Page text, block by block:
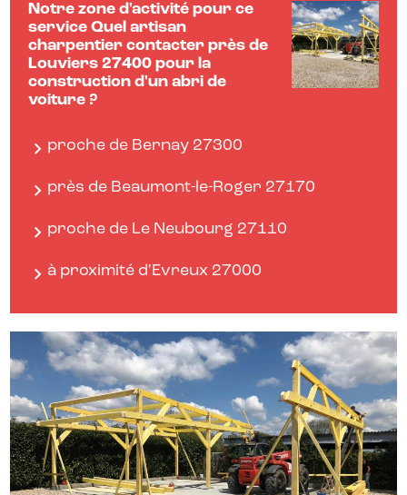
Notre zone d'activité pour ce
service Quel artisan
charpentier contacter près de
Louviers 27400 pour la
construction d'un abri de
voiture ?
proche de Bernay 27300
près de Beaumont-le-Roger 27170
proche de Le Neubourg 27110
à proximité d'Evreux 27000